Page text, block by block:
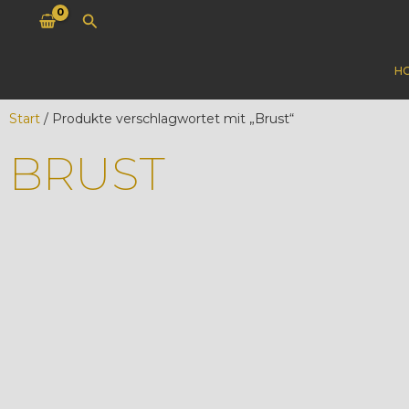
Inhalt
Suchen
Start / Produkte verschlagwortet mit „Brust“
BRUST